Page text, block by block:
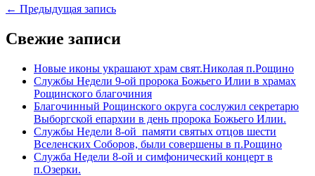
Навигация
по
записям
← Предыдущая запись
Свежие записи
Новые иконы украшают храм свят.Николая п.Рощино
Службы Недели 9-ой пророка Божьего Илии в храмах
Рощинского благочиния
Благочинный Рощинского округа сослужил секретарю
Выборгской епархии в день пророка Божьего Илии.
Службы Недели 8-ой памяти святых отцов шести
Вселенских Соборов, были совершены в п.Рощино
Служба Недели 8-ой и симфонический концерт в
п.Озерки.